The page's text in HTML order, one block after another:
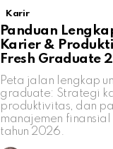
Karir
Panduan
Karier &
Fresh Graduate
Peta jalan lengkap
graduate: Strategi
produktivitas, dan
manajemen
tahun 2026.